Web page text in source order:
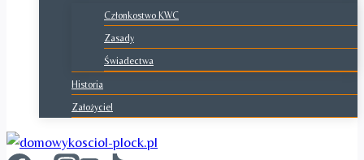
Członkostwo KWC
Zasady
Świadectwa
Historia
Założyciel